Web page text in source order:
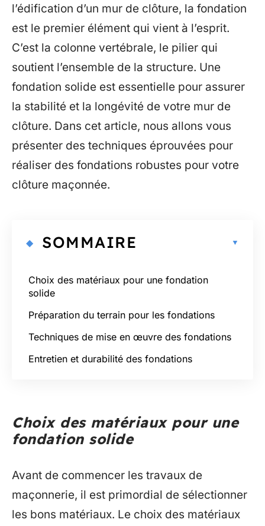
l’édification d’un mur de clôture, la fondation
est le premier élément qui vient à l’esprit.
C’est la colonne vertébrale, le pilier qui
soutient l’ensemble de la structure. Une
fondation solide est essentielle pour assurer
la stabilité et la longévité de votre mur de
clôture. Dans cet article, nous allons vous
présenter des techniques éprouvées pour
réaliser des fondations robustes pour votre
clôture maçonnée.
SOMMAIRE
Choix des matériaux pour une fondation
solide
Préparation du terrain pour les fondations
Techniques de mise en œuvre des fondations
Entretien et durabilité des fondations
Choix des matériaux pour une
fondation solide
Avant de commencer les travaux de
maçonnerie, il est primordial de sélectionner
les bons matériaux. Le choix des matériaux